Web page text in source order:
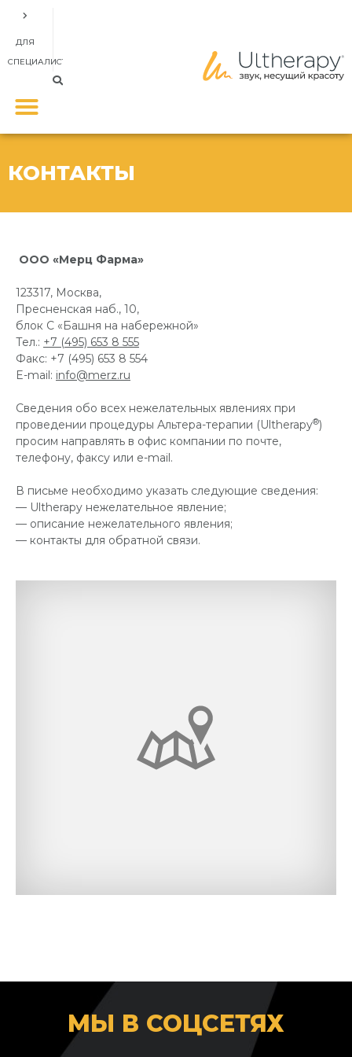
ДЛЯ
СПЕЦИАЛИСТОВ
КОНТАКТЫ
ООО «Мерц Фарма»
123317, Москва,
Пресненская наб., 10,
блок С «Башня на набережной»
Тел.: +7 (495) 653 8 555
Факс: +7 (495) 653 8 554
E-mail: info@merz.ru
Сведения обо всех нежелательных явлениях при
проведении процедуры Альтера-терапии (Ultherapy®)
просим направлять в офис компании по почте,
телефону, факсу или e-mail.
В письме необходимо указать следующие сведения:
— Ultherapy нежелательное явление;
— описание нежелательного явления;
— контакты для обратной связи.
МЫ В СОЦСЕТЯХ